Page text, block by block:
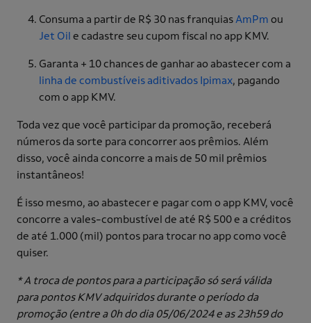
Consuma a partir de R$ 30 nas franquiasAmPm ou
Jet Oil e cadastre seu cupom fiscal no app KMV.
Garanta + 10 chances de ganhar ao abastecer com a
linha de combustíveis aditivados Ipimax, pagando
com o app KMV.
Toda vez que você participar da promoção, receberá
números da sorte para concorrer aos prêmios. Além
disso, você ainda concorre a mais de 50 mil prêmios
instantâneos!
É isso mesmo, ao abastecer e pagar com o app KMV, você
concorre a vales-combustível de até R$ 500 e a créditos
de até 1.000 (mil) pontos para trocar no app como você
quiser.
* A troca de pontos para a participação só será válida
para pontos KMV adquiridos durante o período da
promoção (entre a 0h do dia 05/06/2024 e as 23h59 do